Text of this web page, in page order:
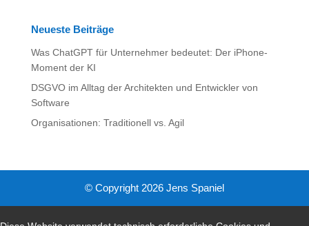
Neueste Beiträge
Was ChatGPT für Unternehmer bedeutet: Der iPhone-
Moment der KI
DSGVO im Alltag der Architekten und Entwickler von
Software
Organisationen: Traditionell vs. Agil
© Copyright 2026 Jens Spaniel